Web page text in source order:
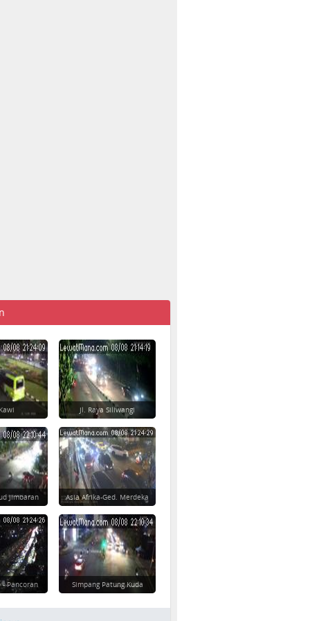
Jl. Raya Siliwangi
Jimbaran Asia Afrika-Ged. Merdeka
- Pancoran Simpang Patung Kuda